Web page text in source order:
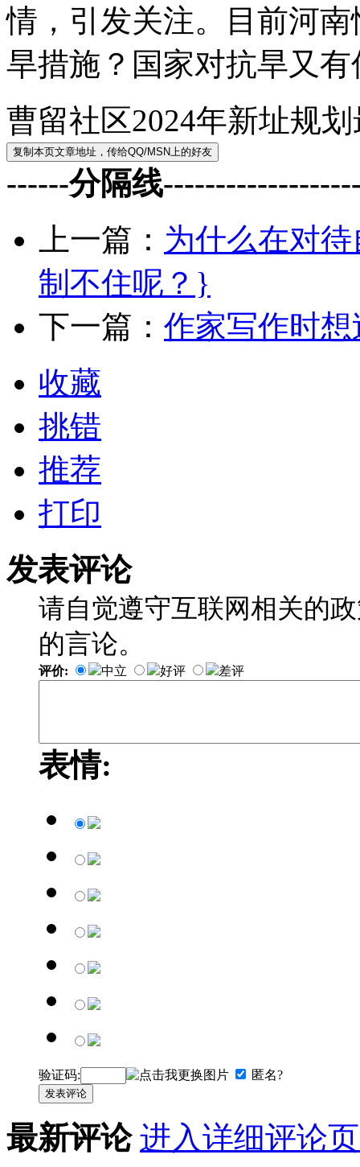
情，引发关注。目前河
旱措施？国家对抗旱又
曹留社区2024年新址规
------分隔线
上一篇： 为什么在对
制不住呢？}
下一篇： 作家写作时
收藏
挑错
推荐
打印
发表评论
请自觉遵守互联网相关的
的言论。
评价: 中立 好评 差评
表情:
验证码: 匿名?
发表评论
最新评论 进入详细评论